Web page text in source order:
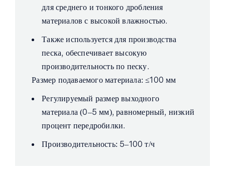
для среднего и тонкого дробления
материалов с высокой влажностью.
Также используется для производства
песка, обеспечивает высокую
производительность по песку.
Размер подаваемого материала: ≤100 мм
Регулируемый размер выходного
материала (0–5 мм), равномерный, низкий
процент передробилки.
Производительность: 5–100 т/ч